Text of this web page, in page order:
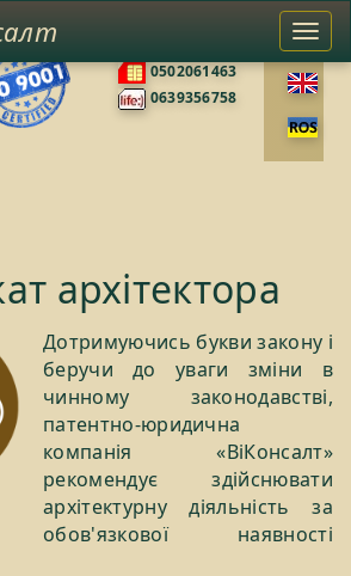
0502061463
0639356758
архітектора
Дотримуючись букви закону і
беручи до уваги зміни в
чинному законодавстві,
патентно-юридична
компанія «ВіКонсалт»
рекомендує здійснювати
архітектурну діяльність за
обов'язкової наявності